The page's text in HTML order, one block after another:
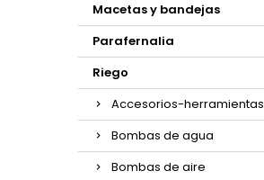
Macetas y bandejas
Parafernalia
Riego
Accesorios-herramientas
Bombas de agua
Bombas de aire